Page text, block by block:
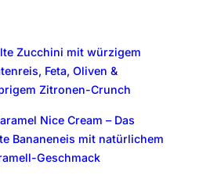
Zucchini mit würzigem
Feta, Oliven &
Zitronen-Crunch
Nice Cream – Das
Bananeneis mit natürlichem
Geschmack